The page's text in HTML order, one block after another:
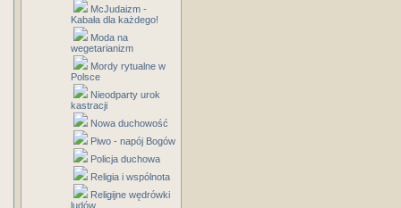
McJudaizm -
Kabała dla każdego!
Moda na
wegetarianizm
Mordy rytualne w
Polsce
Nieodparty urok
kastracji
Nowa duchowość
Piwo - napój Bogów
Policja duchowa
Religia i wspólnota
Religijne wędrówki
ludów